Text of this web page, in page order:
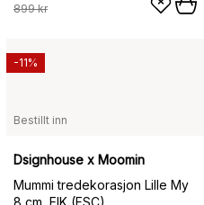
899 kr
Bestillt inn
Dsignhouse x Moomin
Mummi tredekorasjon Lille My
8 cm, EIK (FSC)
-11%